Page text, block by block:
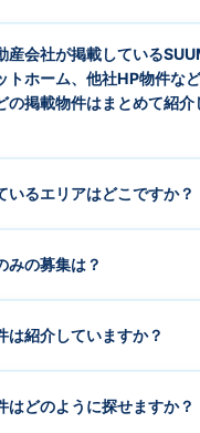
年始などです。
産会社が掲載している
トホーム、他社HP物件な
の掲載物件はまとめて紹介
めて確認も可能です。本当に
いるエリアはどこですか？
、東京湾岸有明、お台場、
可能です。
みの募集は？
となります。またエリア全
のご希望時に早めにお知らせ
は紹介していますか？
。また気になる物件が、
はどのように探せますか？